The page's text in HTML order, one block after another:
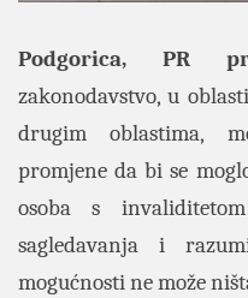
Podgorica, PR
zakonodavstvo, u
drugim oblastima,
promjene da bi se
osoba s
sagledavanja i
mogućnosti ne može